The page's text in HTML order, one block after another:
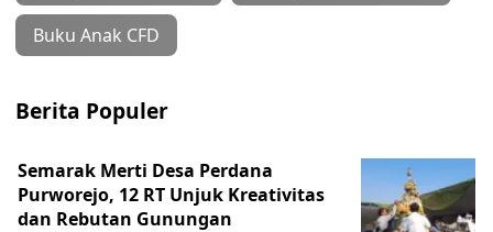
Buku Anak CFD
Berita Populer
Semarak Merti Desa Perdana
Purworejo, 12 RT Unjuk Kreativitas
dan Rebutan Gunungan